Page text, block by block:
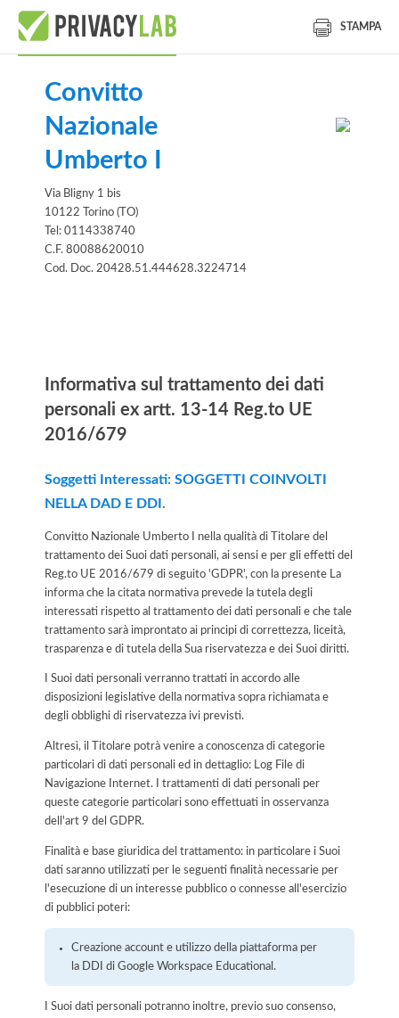
STAMPA
Convitto
Nazionale
Umberto I
Via Bligny 1 bis
10122 Torino (TO)
Tel: 0114338740
C.F. 80088620010
Cod. Doc. 20428.51.444628.3224714
Informativa sul trattamento dei dati
personali ex artt. 13-14 Reg.to UE
2016/679
Soggetti Interessati: SOGGETTI COINVOLTI
NELLA DAD E DDI.
Convitto Nazionale Umberto I nella qualità di Titolare del
trattamento dei Suoi dati personali, ai sensi e per gli effetti del
Reg.to UE 2016/679 di seguito 'GDPR', con la presente La
informa che la citata normativa prevede la tutela degli
interessati rispetto al trattamento dei dati personali e che tale
trattamento sarà improntato ai principi di correttezza, liceità,
trasparenza e di tutela della Sua riservatezza e dei Suoi diritti.
I Suoi dati personali verranno trattati in accordo alle
disposizioni legislative della normativa sopra richiamata e
degli obblighi di riservatezza ivi previsti.
Altresì, il Titolare potrà venire a conoscenza di categorie
particolari di dati personali ed in dettaglio: Log File di
Navigazione Internet. I trattamenti di dati personali per
queste categorie particolari sono effettuati in osservanza
dell'art 9 del GDPR.
Finalità e base giuridica del trattamento: in particolare i Suoi
dati saranno utilizzati per le seguenti finalità necessarie per
l'esecuzione di un interesse pubblico o connesse all'esercizio
di pubblici poteri:
Creazione account e utilizzo della piattaforma per
la DDI di Google Workspace Educational.
I Suoi dati personali potranno inoltre, previo suo consenso,